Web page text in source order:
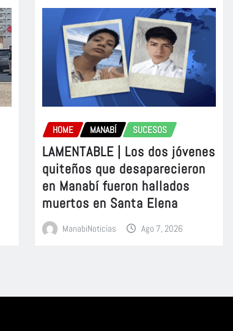
HOME MANABÍ SUCESOS
LAMENTABLE | Los dos jóvenes
quiteños que desaparecieron
en Manabí fueron hallados
muertos en Santa Elena
ManabiNoticias Ago 7, 2026